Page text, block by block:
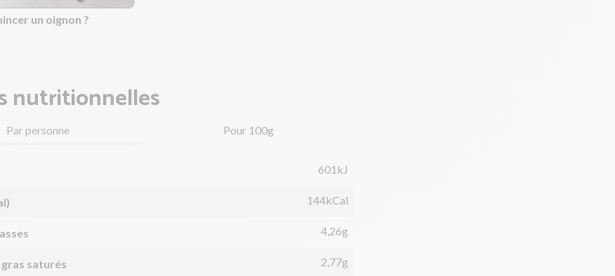
un oignon ?
nutritionnelles
Par personne Pour 100g
601kJ
144kCal
4,26g
saturés 2,77g